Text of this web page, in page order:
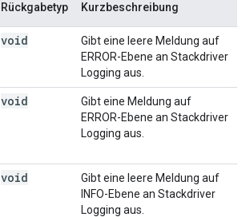
Rückgabetyp Kurzbeschreibung
void
Gibt eine leere Meldung auf
ERROR-Ebene an Stackdriver
Logging aus.
void
Gibt eine Meldung auf
ERROR-Ebene an Stackdriver
Logging aus.
void
Gibt eine leere Meldung auf
INFO-Ebene an Stackdriver
Logging aus.